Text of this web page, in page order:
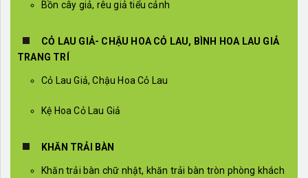
Bồn cây giả, rêu giả tiểu cảnh
CỎ LAU GIẢ- CHẬU HOA CỎ LAU, BÌNH HOA LAU GIẢ
TRANG TRÍ
Cỏ Lau Giả, Chậu Hoa Cỏ Lau
Kệ Hoa Cỏ Lau Giả
KHĂN TRẢI BÀN
Khăn trải bàn chữ nhật, khăn trải bàn tròn phòng khách